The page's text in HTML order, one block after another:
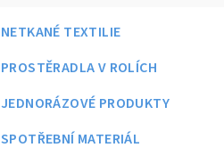
NETKANÉ TEXTILIE
PROSTĚRADLA V ROLÍCH
JEDNORÁZOVÉ PRODUKTY
SPOTŘEBNÍ MATERIÁL